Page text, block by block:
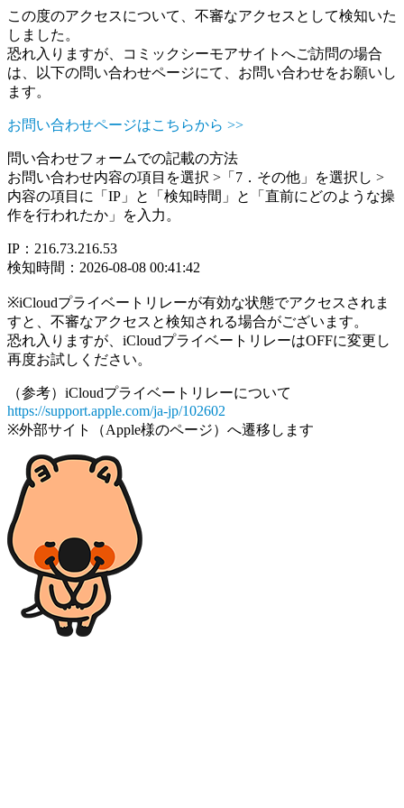
この度のアクセスについて、不審なアクセスとして検知いた
しました。
恐れ入りますが、コミックシーモアサイトへご訪問の場合
は、以下の問い合わせページにて、お問い合わせをお願いし
ます。
お問い合わせページはこちらから >>
問い合わせフォームでの記載の方法
お問い合わせ内容の項目を選択 >「7．その他」を選択し >
内容の項目に「IP」と「検知時間」と「直前にどのような操
作を行われたか」を入力。
IP：216.73.216.53
検知時間：2026-08-08 00:41:42
※iCloudプライベートリレーが有効な状態でアクセスされま
すと、不審なアクセスと検知される場合がございます。
恐れ入りますが、iCloudプライベートリレーはOFFに変更し
再度お試しください。
（参考）iCloudプライベートリレーについて
https://support.apple.com/ja-jp/102602
※外部サイト（Apple様のページ）へ遷移します